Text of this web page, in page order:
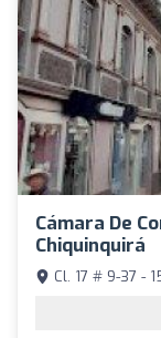
Cámara De
Chiquinquirá
Cl. 17 # 9-37 -